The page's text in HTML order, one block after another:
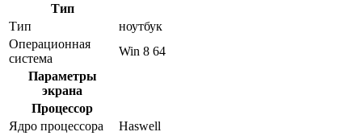
Тип
Тип
ноутбук
Операционная
система
Win 8 64
Параметры
экрана
Процессор
Ядро процессора
Haswell